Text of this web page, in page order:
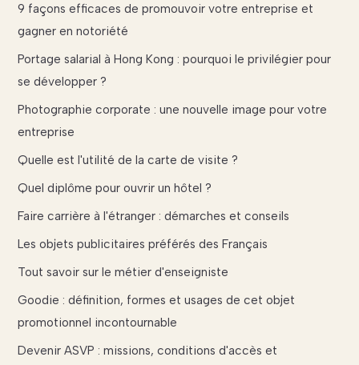
9 façons efficaces de promouvoir votre entreprise et
gagner en notoriété
Portage salarial à Hong Kong : pourquoi le privilégier pour
se développer ?
Photographie corporate : une nouvelle image pour votre
entreprise
Quelle est l'utilité de la carte de visite ?
Quel diplôme pour ouvrir un hôtel ?
Faire carrière à l'étranger : démarches et conseils
Les objets publicitaires préférés des Français
Tout savoir sur le métier d'enseigniste
Goodie : définition, formes et usages de cet objet
promotionnel incontournable
Devenir ASVP : missions, conditions d'accès et